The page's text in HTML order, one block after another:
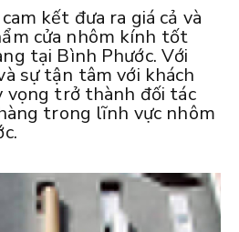
kết đưa ra giá cả và
cửa nhôm kính tốt
tại Bình Phước. Với
sự tận tâm với khách
vọng trở thành đối tác
trong lĩnh vực nhôm